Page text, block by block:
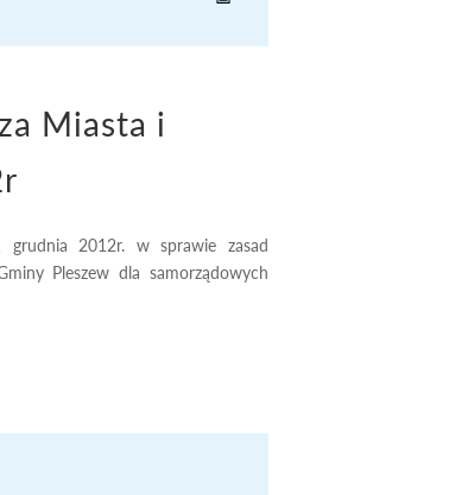
Miasta i
2012r. w sprawie zasad
Pleszew dla samorządowych